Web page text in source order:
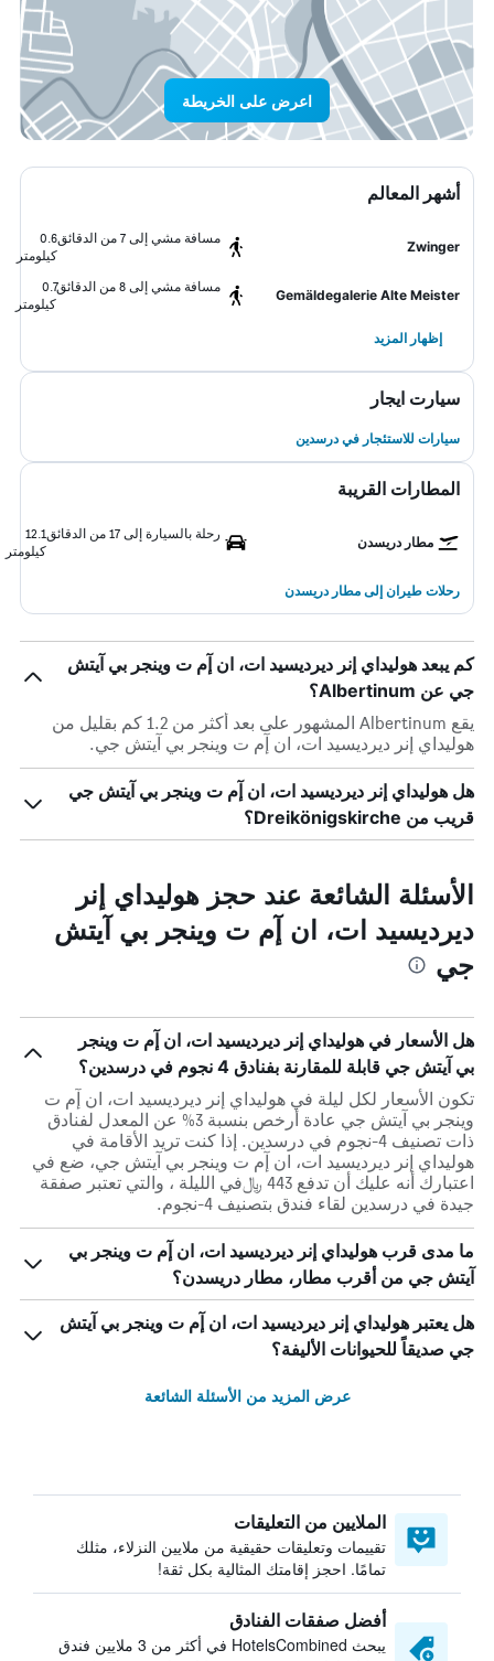
اعرض على الخريطة
أشهر المعالم
Zwinger
مسافة مشي إلى 7 من الدقائق
0.6
كيلومتر
Gemäldegalerie Alte Meister
مسافة مشي إلى 8 من الدقائق
0.7
كيلومتر
إظهار المزيد
سيارت ايجار
سيارات للاستئجار في درسدين
المطارات القريبة
مطار دريسدن
رحلة بالسيارة إلى 17 من الدقائق
12.1
كيلومتر
رحلات طيران إلى مطار دريسدن
كم يبعد هوليداي إنر ديرديسيد ات، ان إٓم ت وينجر بي آيتش
جي عن Albertinum؟
يقع Albertinum المشهور على بعد أكثر من 1.2 كم بقليل من
هوليداي إنر ديرديسيد ات، ان إٓم ت وينجر بي آيتش جي.
هل هوليداي إنر ديرديسيد ات، ان إٓم ت وينجر بي آيتش جي
قريب من Dreikönigskirche؟
الأسئلة الشائعة عند حجز هوليداي إنر
ديرديسيد ات، ان إٓم ت وينجر بي آيتش
جي
هل الأسعار في هوليداي إنر ديرديسيد ات، ان إٓم ت وينجر
بي آيتش جي قابلة للمقارنة بفنادق 4 نجوم في درسدين؟
تكون الأسعار لكل ليلة في هوليداي إنر ديرديسيد ات، ان إٓم ت
وينجر بي آيتش جي عادة أرخص بنسبة 3% عن المعدل لفنادق
ذات تصنيف 4-نجوم في درسدين. إذا كنت تريد الأقامة في
هوليداي إنر ديرديسيد ات، ان إٓم ت وينجر بي آيتش جي، ضع في
اعتبارك أنه عليك أن تدفع 443 ﷼في الليلة ، والتي تعتبر صفقة
جيدة في درسدين لقاء فندق بتصنيف 4-نجوم.
ما مدى قرب هوليداي إنر ديرديسيد ات، ان إٓم ت وينجر بي
آيتش جي من أقرب مطار، مطار دريسدن؟
هل يعتبر هوليداي إنر ديرديسيد ات، ان إٓم ت وينجر بي آيتش
جي صديقاً للحيوانات الأليفة؟
عرض المزيد من الأسئلة الشائعة
الملايين من التعليقات
تقييمات وتعليقات حقيقية من ملايين النزلاء، مثلك
تمامًا. احجز إقامتك المثالية بكل ثقة!
أفضل صفقات الفنادق
يبحث HotelsCombined في أكثر من 3 ملايين فندق